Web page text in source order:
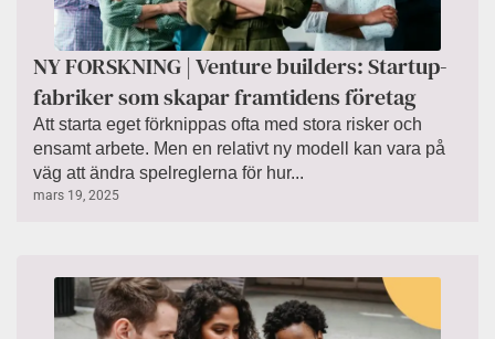
NY FORSKNING | Venture builders: Startup-
fabriker som skapar framtidens företag
Att starta eget förknippas ofta med stora risker och
ensamt arbete. Men en relativt ny modell kan vara på
väg att ändra spelreglerna för hur...
mars 19, 2025